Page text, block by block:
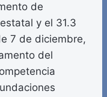
de
y el 31.3
7 de diciembre,
del